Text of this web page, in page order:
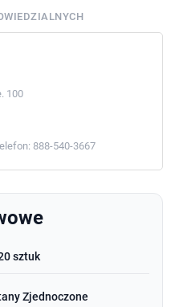
100
888-540-3667
sztuk
Zjednoczone